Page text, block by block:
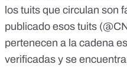
los tuits que circulan son
publicado esos tuits (
pertenecen a la cadena
verificadas y se